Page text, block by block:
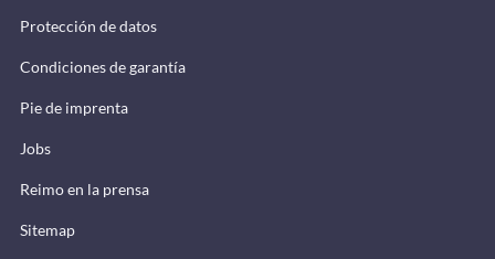
Protección de datos
Condiciones de garantía
Pie de imprenta
Jobs
Reimo en la prensa
Sitemap